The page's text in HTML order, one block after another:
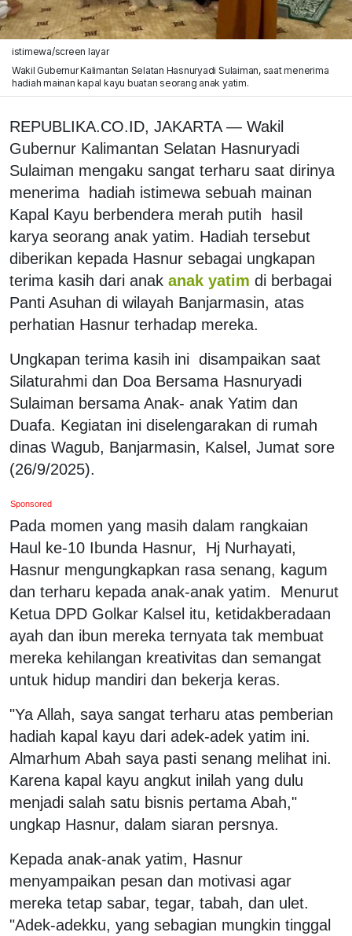
istimewa/screen layar
Wakil Gubernur Kalimantan Selatan Hasnuryadi Sulaiman, saat menerima
hadiah mainan kapal kayu buatan seorang anak yatim.
REPUBLIKA.CO.ID, JAKARTA — Wakil
Gubernur Kalimantan Selatan Hasnuryadi
Sulaiman mengaku sangat terharu saat dirinya
menerima
hadiah istimewa sebuah mainan
Kapal Kayu berbendera merah putih
hasil
karya seorang anak yatim. Hadiah tersebut
diberikan kepada Hasnur sebagai ungkapan
terima kasih dari anak anak yatim di berbagai
Panti Asuhan di wilayah Banjarmasin, atas
perhatian Hasnur terhadap mereka.
Ungkapan terima kasih ini disampaikan saat
Silaturahmi dan Doa Bersama Hasnuryadi
Sulaiman bersama Anak- anak Yatim dan
Duafa. Kegiatan ini diselengarakan di rumah
dinas Wagub, Banjarmasin, Kalsel, Jumat sore
(26/9/2025).
Sponsored
Pada momen yang masih dalam rangkaian
Haul ke-10 Ibunda Hasnur,
Hj Nurhayati,
Hasnur mengungkapkan rasa senang, kagum
dan terharu kepada anak-anak yatim.
Menurut
Ketua DPD Golkar Kalsel itu, ketidakberadaan
ayah dan ibun mereka ternyata tak membuat
mereka kehilangan kreativitas dan semangat
untuk hidup mandiri dan bekerja keras.
"Ya Allah, saya sangat terharu atas pemberian
hadiah kapal kayu dari adek-adek yatim ini.
Almarhum Abah saya pasti senang melihat ini.
Karena kapal kayu angkut inilah yang dulu
menjadi salah satu bisnis pertama Abah,"
ungkap Hasnur, dalam siaran persnya.
Kepada anak-anak yatim, Hasnur
menyampaikan pesan dan motivasi agar
mereka tetap sabar, tegar, tabah, dan ulet.
"Adek-adekku, yang sebagian mungkin tinggal